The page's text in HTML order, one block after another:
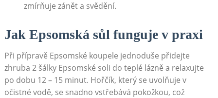
zmírňuje zánět a svědění.
Jak Epsomská sůl funguje v praxi
Při přípravě Epsomské koupele jednoduše přidejte
zhruba 2 šálky Epsomské soli do teplé lázně a relaxujte
po dobu 12 – 15 minut. Hořčík, který se uvolňuje v
očistné vodě, se snadno vstřebává pokožkou, což